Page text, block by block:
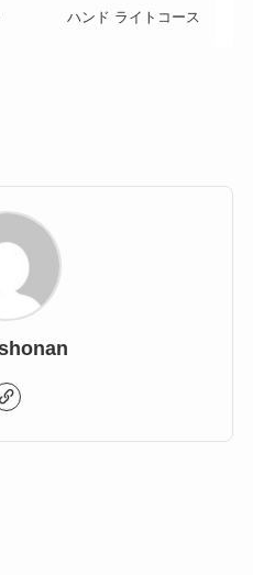
ハンド ライトコース